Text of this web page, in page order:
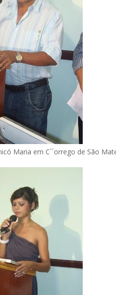
Maria em C´´orrego de São